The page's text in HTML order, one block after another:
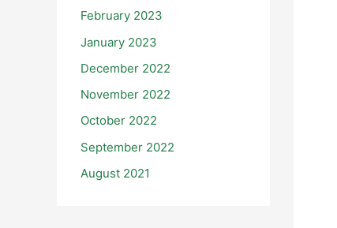
February 2023
January 2023
December 2022
November 2022
October 2022
September 2022
August 2021